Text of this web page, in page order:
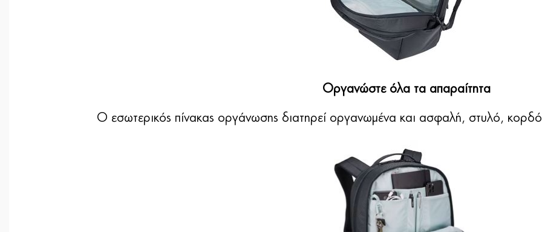
Οργανώστε όλα τα απαραίτητα
Ο εσωτερικός πίνακας οργάνωσης διατηρεί οργανωμένα και ασφαλή, στυλό,